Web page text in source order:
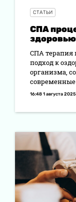
СТАТЬИ
СПА
СПА терапия
подход к
организма,
16:48 1 августа 2025